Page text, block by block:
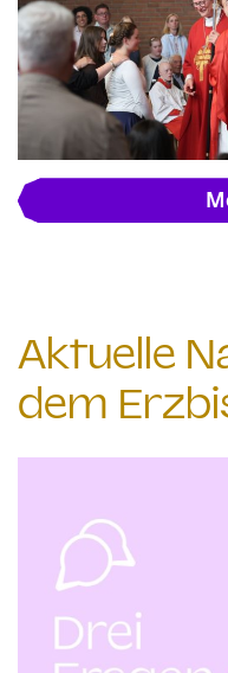
Aktuelle
dem